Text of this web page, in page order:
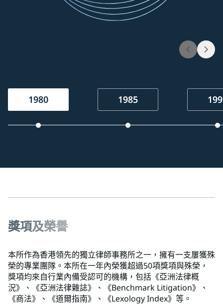
1980 1985
獎項及榮譽
本所作為香港領先的獨立律師事務所之一，擁有一支屢獲殊
榮的專業團隊。本所在一年內榮獲超過50項獎項與殊榮，
獎項均來自行業內備受認可的機構，包括《亞洲法律概
況》、《亞洲法律雜誌》、《Benchmark Litigation》、
《商法》、《道爾指南》、《Lexology Index》等。